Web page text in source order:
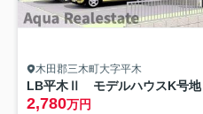
木田郡三木町大字平木
LB平木Ⅱ モデルハウスK号地
2,780万円